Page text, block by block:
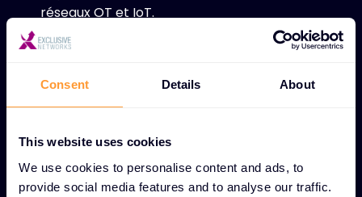
Consent Details About
This website uses cookies
We use cookies to personalise content and ads, to
provide social media features and to analyse our traffic.
réseaux OT et IoT.
Surveillance en temps réel -
Surveillance
interconnectés pour une détection et une
réponse immédiates aux menaces.
Sécurité de l'écosystème IoT -
complète des divers appareils connectés dans
les environnements industriels et d'entreprise.